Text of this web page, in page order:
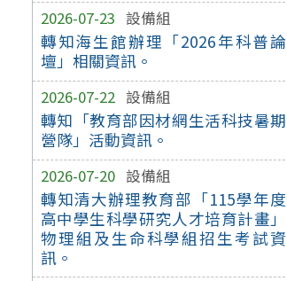
2026-07-23 設備組
轉知海生館辦理「2026年科普論
壇」相關資訊。
2026-07-22 設備組
轉知「教育部因材網生活科技暑期
營隊」活動資訊。
2026-07-20 設備組
轉知清大辦理教育部「115學年度
高中學生科學研究人才培育計畫」
物理組及生命科學組招生考試資
訊。